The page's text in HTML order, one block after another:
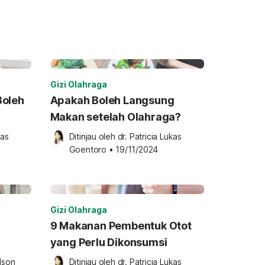
Gizi Olahraga
Apakah Boleh Langsung
Makan setelah Olahraga?
Ditinjau oleh dr. Patricia Lukas
Goentoro • 19/11/2024
Gizi Olahraga
9 Makanan Pembentuk Otot
yang Perlu Dikonsumsi
Ditinjau oleh dr. Patricia Lukas